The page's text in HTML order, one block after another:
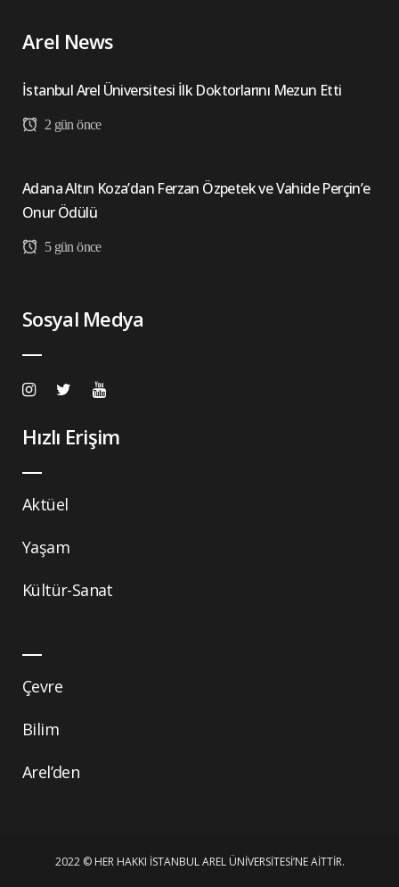
Arel News
İstanbul Arel Üniversitesi İlk Doktorlarını Mezun Etti
2 gün önce
Adana Altın Koza’dan Ferzan Özpetek ve Vahide Perçin’e
Onur Ödülü
5 gün önce
Sosyal Medya
Hızlı Erişim
Aktüel
Yaşam
Kültür-Sanat
Çevre
Bilim
Arel’den
2022 © HER HAKKI İSTANBUL AREL ÜNIVERSITESI’NE AITTIR.